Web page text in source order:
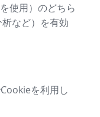
使用）のどちら
など）を有効
を利用し